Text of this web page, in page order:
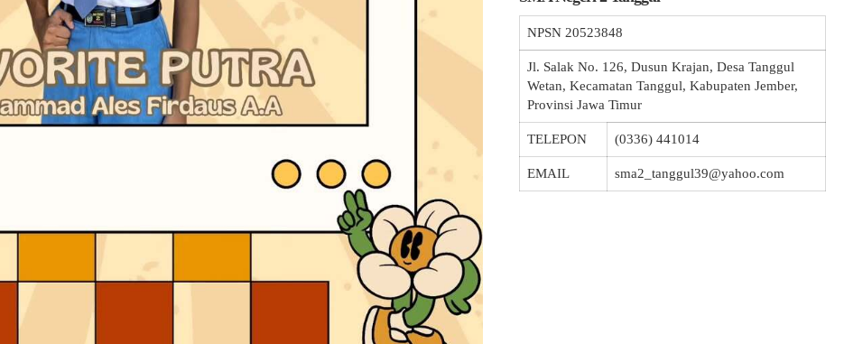
NPSN 20523848
Jl. Salak No. 126, Dusun Krajan, Desa Tanggul
Wetan, Kecamatan Tanggul, Kabupaten Jember,
Provinsi Jawa Timur
TELEPON (0336) 441014
EMAIL sma2_tanggul39@yahoo.com